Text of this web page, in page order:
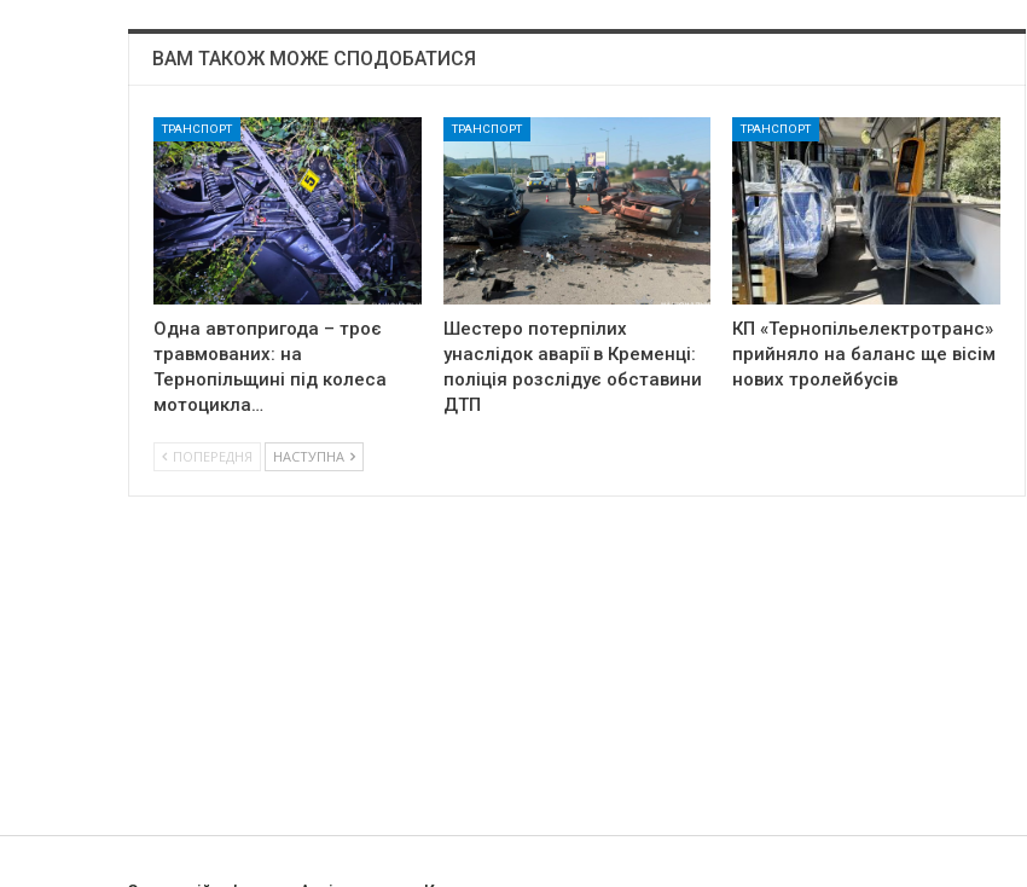
ВАМ ТАКОЖ МОЖЕ СПОДОБАТИСЯ
ТРАНСПОРТ
Одна автопригода – троє
травмованих: на
Тернопільщині під колеса
мотоцикла…
ТРАНСПОРТ
Шестеро потерпілих
унаслідок аварії в Кременці:
поліція розслідує обставини
ДТП
ТРАНСПОРТ
КП «Тернопільелектротранс»
прийняло на баланс ще вісім
нових тролейбусів
ПОПЕРЕДНЯ НАСТУПНА